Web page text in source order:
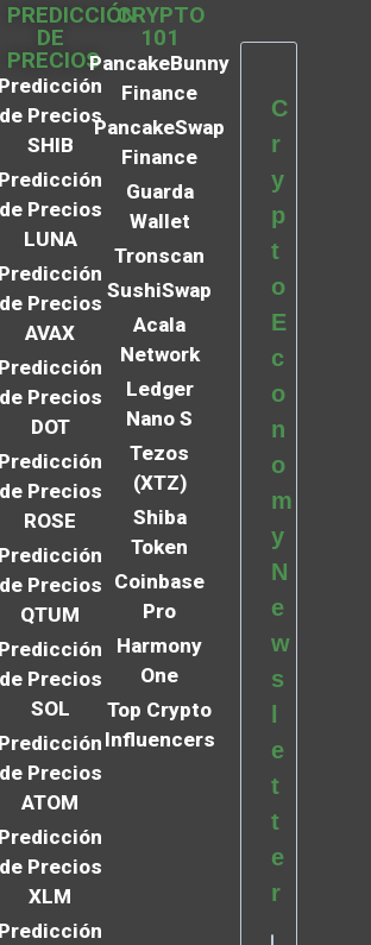
PREDICCIÓN
DE
PRECIOS
Predicción
de Precios
SHIB
Predicción
de Precios
LUNA
Predicción
de Precios
AVAX
Predicción
de Precios
DOT
Predicción
de Precios
ROSE
Predicción
de Precios
QTUM
Predicción
de Precios
SOL
Predicción
de Precios
ATOM
Predicción
de Precios
XLM
Predicción
CRYPTO
101
PancakeBunny
Finance
PancakeSwap
Finance
Guarda
Wallet
Tronscan
SushiSwap
Acala
Network
Ledger
Nano S
Tezos
(XTZ)
Shiba
Token
Coinbase
Pro
Harmony
One
Top Crypto
Influencers
C
r
y
p
t
o
E
c
o
n
o
m
y
N
e
w
s
e
t
t
e
r